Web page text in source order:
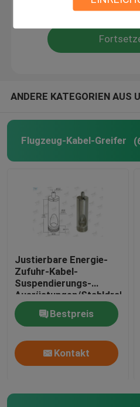
Kabel-Anzeigen-
Decken-Kabel-hängendes
Lampen-Schwenker-Gelenk
ANDERE KATEGORIEN AUS
Flugzeug-Kabel-Greifer
Justierbare Energie-
Zufuhr-Kabel-
Suspendierungs-
Ausrüstungen/Stahldraht-
hängende Systeme
Bestpreis
Kontakt